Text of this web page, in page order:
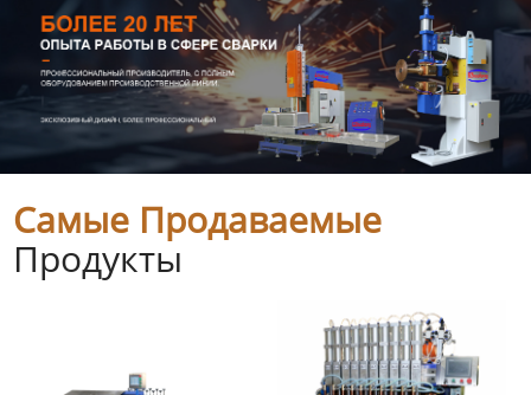
Самые Продаваемые
Продукты